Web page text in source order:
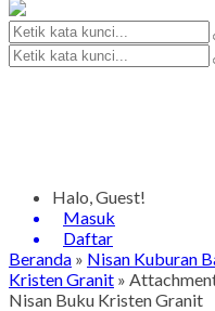
Halo, Guest!
Masuk
Daftar
Beranda » Nisan Kuburan
Kristen Granit »
Nisan Buku Kristen Granit